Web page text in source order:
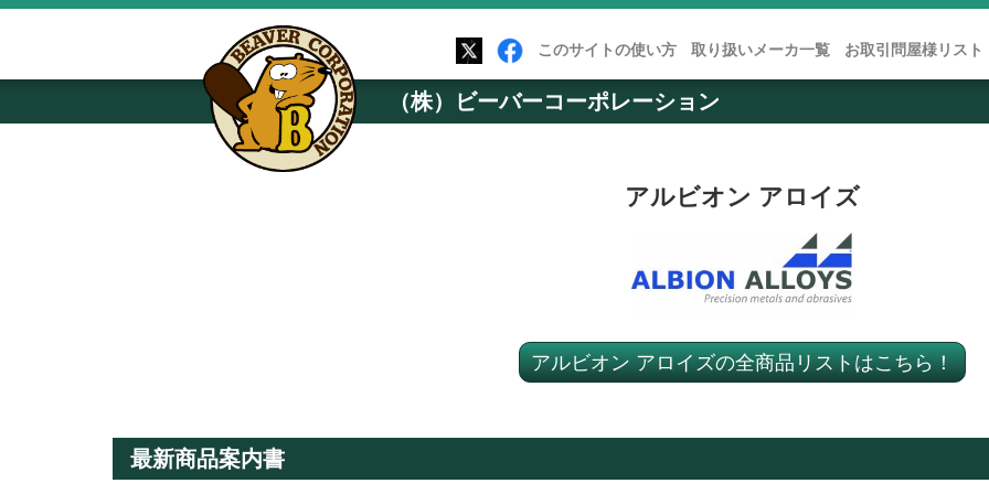
（株）ビーバーコーポレーション
このサイトの使い方 取り扱いメーカ一覧 お取引問屋様リスト
アルビオン アロイズ
アルビオン アロイズの全商品リストはこちら！
最新商品案内書